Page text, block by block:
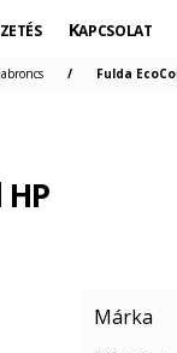
KAPCSOLAT
Fulda
Márka